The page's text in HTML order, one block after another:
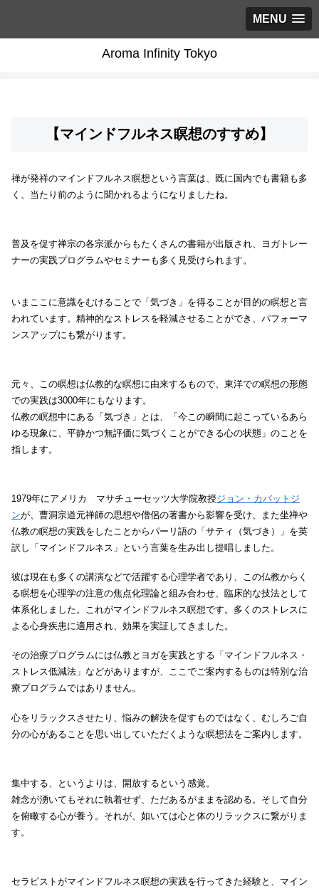
MENU
Aroma Infinity Tokyo
【マインドフルネス瞑想のすすめ】
禅が発祥のマインドフルネス瞑想という言葉は、既に国内でも書籍も多
く、当たり前のように聞かれるようになりましたね。
普及を促す禅宗の各宗派からもたくさんの書籍が出版され、ヨガトレー
ナーの実践プログラムやセミナーも多く見受けられます。
いまここに意識をむけることで「気づき」を得ることが目的の瞑想と言
われています。精神的なストレスを軽減させることができ、パフォーマ
ンスアップにも繋がります。
元々、この瞑想は仏教的な瞑想に由来するもので、東洋での瞑想の形態
での実践は3000年にもなります。
仏教の瞑想中にある「気づき」とは、「今この瞬間に起こっているあら
ゆる現象に、平静かつ無評価に気づくことができる心の状態」のことを
指します。
1979年にアメリカ マサチューセッツ大学院教授ジョン・カバットジ
ンが、曹洞宗道元禅師の思想や僧侶の著書から影響を受け、また坐禅や
仏教の瞑想の実践をしたことからパーリ語の「サティ（気づき）」を英
訳し「マインドフルネス」という言葉を生み出し提唱しました。
彼は現在も多くの講演などで活躍する心理学者であり、この仏教からく
る瞑想を心理学の注意の焦点化理論と組み合わせ、臨床的な技法として
体系化しました。これがマインドフルネス瞑想です。多くのストレスに
よる心身疾患に適用され、効果を実証してきました。
その治療プログラムには仏教とヨガを実践とする「マインドフルネス・
ストレス低減法」などがありますが、ここでご案内するものは特別な治
療プログラムではありません。
心をリラックスさせたり、悩みの解決を促すものではなく、むしろご自
分の心があることを思い出していただくような瞑想法をご案内します。
集中する、というよりは、開放するという感覚。
雑念が湧いてもそれに執着せず、ただあるがままを認める。そして自分
を俯瞰する心が養う。それが、如いては心と体のリラックスに繋がりま
す。
セラピストがマインドフルネス瞑想の実践を行ってきた経験と、マイン